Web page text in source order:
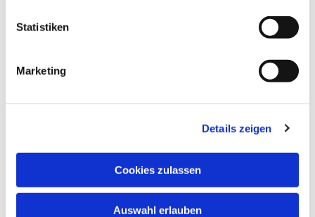
Statistiken
Marketing
Details zeigen
Cookies zulassen
Auswahl erlauben
Gottesdienste